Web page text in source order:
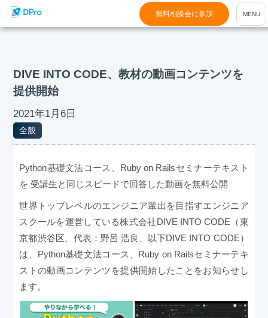
無料相談会に参加
DIVE INTO CODE、教材の動画コンテンツを
提供開始
2021年1月6日
全般
Python基礎文法コース、Ruby on Railsセミナーテキスト
を 受講生と同じスピードで回答した動画を無料公開
世界トップレベルのエンジニア輩出を目指すエンジニア
スクールを運営している株式会社DIVE INTO CODE（東
京都渋谷区、代表：野呂 浩良、以下DIVE INTO CODE）
は、Python基礎文法コース、Ruby on Railsセミナーテキ
ストの動画コンテンツを提供開始したことをお知らせし
ます。